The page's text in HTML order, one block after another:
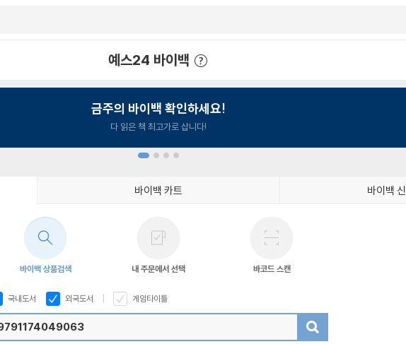
예스24 바이백
금주의 바이백 확인하세요!
다 읽은 책 최고가로 삽니다!
바이백 카트 바이백
바이백 상품검색 내 주문에서 선택 바코드 스캔
국내도서 외국도서 게임타이틀